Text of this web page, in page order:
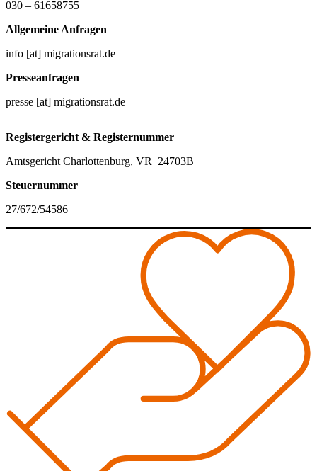
030 – 61658755
Allgemeine Anfragen
info [at] migrationsrat.de
Presseanfragen
presse [at] migrationsrat.de
Registergericht & Registernummer
Amtsgericht Charlottenburg, VR_24703B
Steuernummer
27/672/54586